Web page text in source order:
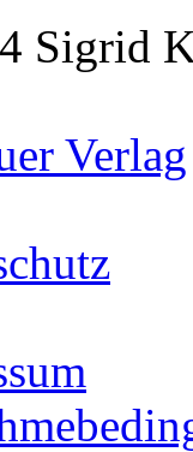
Sigrid
Verlag